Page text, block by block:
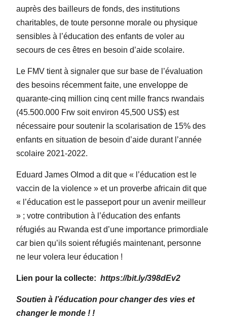
auprès des bailleurs de fonds, des institutions
charitables, de toute personne morale ou physique
sensibles à l’éducation des enfants de voler au
secours de ces êtres en besoin d’aide scolaire.
Le FMV tient à signaler que sur base de l’évaluation
des besoins récemment faite, une enveloppe de
quarante-cinq million cinq cent mille francs rwandais
(45.500.000 Frw soit environ 45,500 US$) est
nécessaire pour soutenir la scolarisation de 15% des
enfants en situation de besoin d’aide durant l’année
scolaire 2021-2022.
Eduard James Olmod a dit que « l’éducation est le
vaccin de la violence » et un proverbe africain dit que
« l’éducation est le passeport pour un avenir meilleur
» ; votre contribution à l’éducation des enfants
réfugiés au Rwanda est d’une importance primordiale
car bien qu’ils soient réfugiés maintenant, personne
ne leur volera leur éducation !
Lien pour la collecte: https://bit.ly/398dEv2
Soutien à l’éducation pour changer des vies et
changer le monde ! !